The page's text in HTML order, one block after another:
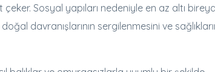
Sosyal yapıları nedeniyle en az altı
davranışlarının sergilenmesini ve